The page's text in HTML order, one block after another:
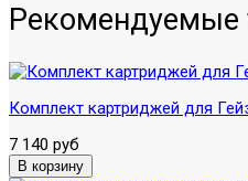
Рекомендуемые
Комплект картриджей для
7 140 руб